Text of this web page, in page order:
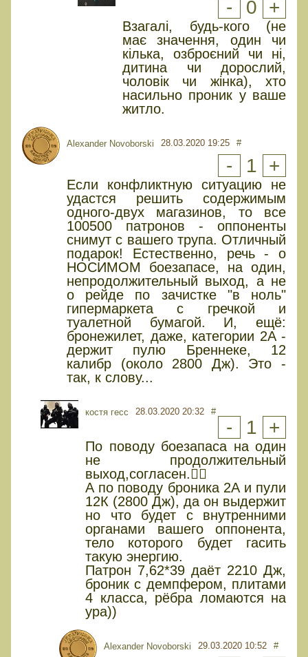
- 0 +
Взагалі, будь-кого (не
має значення, один чи
кілька, озброєний чи ні,
дитина чи дорослий,
чоловік чи жінка), хто
насильно проник у ваше
житло.
Alexander Novoborski 28.03.2020 19:25 #
- 1 +
Если конфликтную ситуацию не
удастся решить содержимым
одного-двух магазинов, то все
100500 патронов - оппоненты
снимут с вашего трупа. Отличный
подарок! Естественно, речь - о
НОСИМОМ боезапасе, на один,
непродолжительный выход, а не
о рейде по зачистке "в ноль"
гипермаркета с гречкой и
туалетной бумагой. И, ещё:
бронежилет, даже, категории 2А -
держит пулю Бреннеке, 12
калибр (около 2800 Дж). Это -
так, к слову...
костя гесс 28.03.2020 20:32 #
- 1 +
По поводу боезапаса на один
не продолжительный
выход,согласен.👍🏻
А по поводу броника 2А и пули
12К (2800 Дж), да он выдержит
но что будет с внутренними
органами вашего оппонента,
тело которого будет гасить
такую энергию.
Патрон 7,62*39 даёт 2210 Дж,
броник с демпфером, плитами
4 класса, рёбра ломаются на
ура))
Alexander Novoborski 29.03.2020 10:52 #